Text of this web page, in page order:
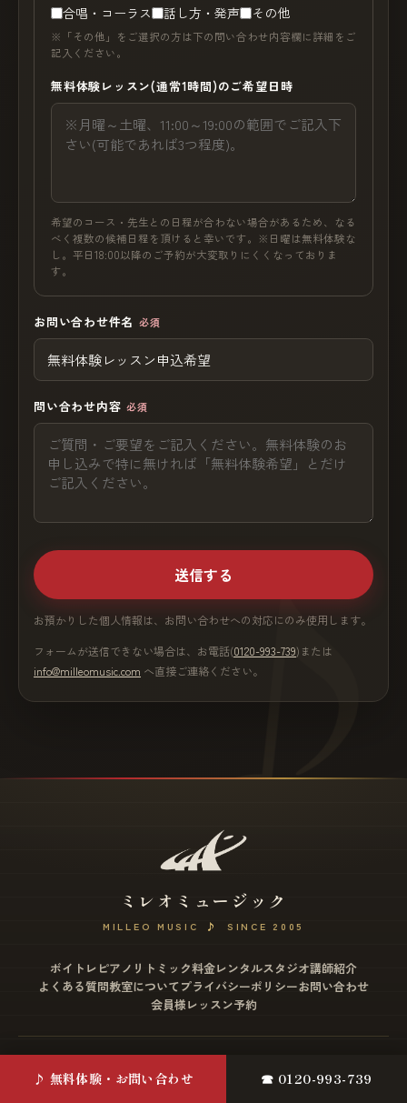
合唱・コーラス
話し方・発声 その他
※「その他」をご選択の方は下の問い合わせ内容欄に詳細をご
記入ください。
無料体験レッスン(通常1時間)のご希望日時
希望のコース・先生との日程が合わない場合があるため、なる
べく複数の候補日程を頂けると幸いです。※日曜は無料体験な
し。平日18:00以降のご予約が大変取りにくくなっておりま
す。
お問い合わせ件名 必須
問い合わせ内容 必須
送信する
お預かりした個人情報は、お問い合わせへの対応にのみ使用します。
フォームが送信できない場合は、お電話(0120-993-739)または
info@milleomusic.com へ直接ご連絡ください。
ミレオミュージック
MILLEO MUSIC ♪ SINCE 2005
ボイトレ ピアノ リトミック料金レンタルスタジオ講師紹介
よくある質問教室について プライバシーポリシーお問い合わせ
会員様レッスン予約
〒271-0077 千葉県松戸市根本2-12 ミヤザワビル4F
♪ 無料体験・お問い合わせ ☎ 0120-993-739